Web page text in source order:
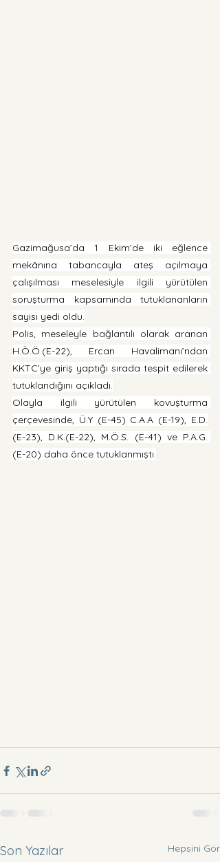
Gazimağusa’da 1 Ekim’de iki eğlence
mekânına tabancayla ateş açılmaya
çalışılması meselesiyle ilgili yürütülen
soruşturma kapsamında tutuklananların
sayısı yedi oldu.
Polis, meseleyle bağlantılı olarak aranan
H.Ö.Ö.(E-22), Ercan Havalimanı’ndan
KKTC’ye giriş yaptığı sırada tespit edilerek
tutuklandığını açıkladı.
Olayla ilgili yürütülen kovuşturma
çerçevesinde, Ü.Y (E-45) C.A.A (E-19), E.D.
(E-23), D.K.(E-22), M.Ö.S. (E-41) ve P.A.G.
(E-20) daha önce tutuklanmıştı.
Son Yazılar Hepsini Gör